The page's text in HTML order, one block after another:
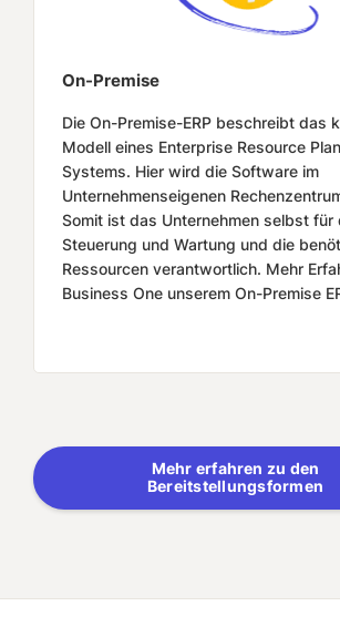
On-Premise
Die On-Premise-ERP beschreibt das
Modell eines Enterprise Resource
Systems. Hier wird die Software im
Unternehmenseigenen
Somit ist das Unternehmen selbst für
Steuerung und Wartung und die
Ressourcen verantwortlich. Mehr
Business One unserem On-Premise
Mehr erfahren zu den
Bereitstellungsformen